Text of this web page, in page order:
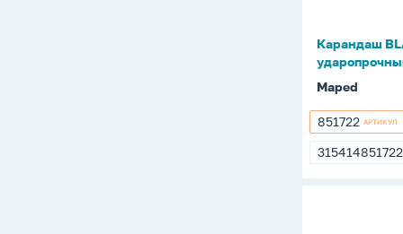
Карандаш
Maped
851722
851722 АРТИКУЛ